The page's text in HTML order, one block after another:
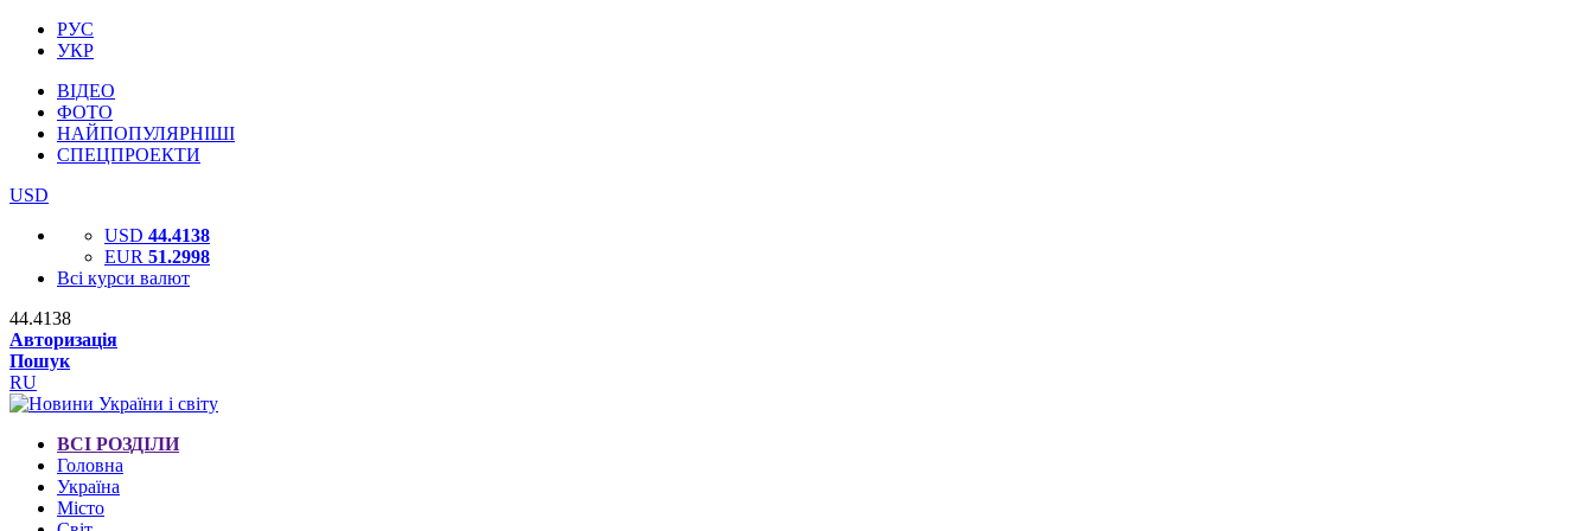
РУС
УКР
ВІДЕО
ФОТО
НАЙПОПУЛЯРНІШІ
СПЕЦПРОЕКТИ
USD
USD 44.4138
EUR 51.2998
Всі курси валют
44.4138
Авторизація
Пошук
RU
ВСІ РОЗДІЛИ
Головна
Україна
Місто